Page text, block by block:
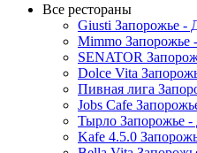
Все рестораны
Giusti Запорожье -
Mimmo Запорожье
SENATOR
Dolce Vita
Пивная лига
Jobs Cafe
Тырло Запорожье -
Kafe 4.5.0